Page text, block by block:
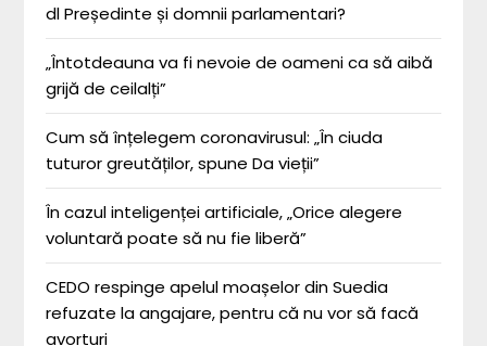
dl Președinte și domnii parlamentari?
„Întotdeauna va fi nevoie de oameni ca să aibă
grijă de ceilalți”
Cum să înțelegem coronavirusul: „În ciuda
tuturor greutăților, spune Da vieții”
În cazul inteligenței artificiale, „Orice alegere
voluntară poate să nu fie liberă”
CEDO respinge apelul moașelor din Suedia
refuzate la angajare, pentru că nu vor să facă
avorturi